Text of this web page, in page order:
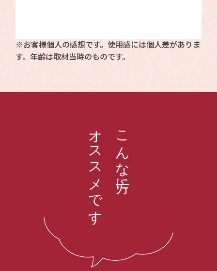
※お客様個人の感想です。使用感には個人差がありま
す。年齢は取材当時のものです。
こんな方に
オススメです